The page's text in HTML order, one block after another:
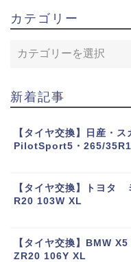
カテゴリー
新着記事
【タイヤ交換】日産・
PilotSport5・265/
【タイヤ交換】トヨ
R20 103W XL
【タイヤ交換】BMW
ZR20 106Y XL